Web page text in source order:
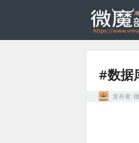
#数据
发布者: